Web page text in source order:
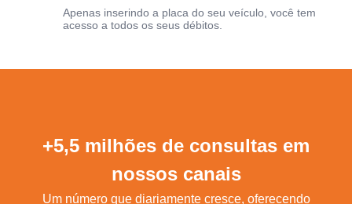
Apenas inserindo a placa do seu veículo, você tem
acesso a todos os seus débitos.
+5,5 milhões de consultas em
nossos canais
Um número que diariamente cresce, oferecendo